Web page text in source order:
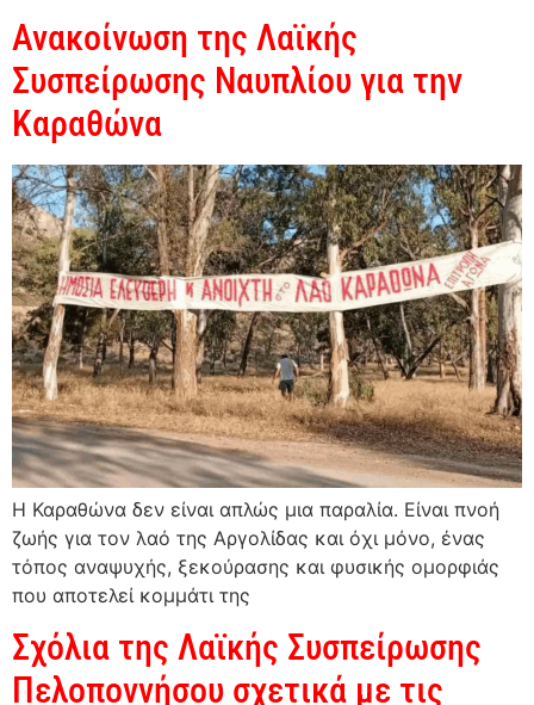
Ανακοίνωση της Λαϊκής
Συσπείρωσης Ναυπλίου για την
Καραθώνα
Η Καραθώνα δεν είναι απλώς μια παραλία. Είναι πνοή
ζωής για τον λαό της Αργολίδας και όχι μόνο, ένας
τόπος αναψυχής, ξεκούρασης και φυσικής ομορφιάς
που αποτελεί κομμάτι της
Σχόλια της Λαϊκής Συσπείρωσης
Πελοποννήσου σχετικά με τις